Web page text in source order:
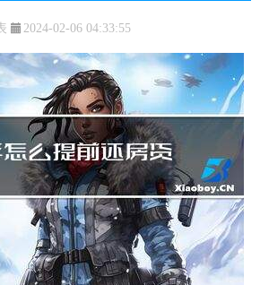
2024-02-06 04:33:55